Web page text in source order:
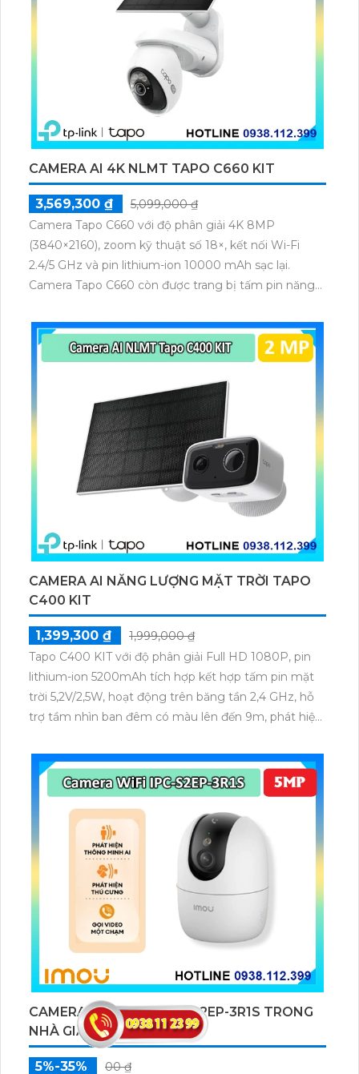
CAMERA AI 4K NLMT TAPO C660 KIT
3,569,300 ₫
5,099,000 ₫
Camera Tapo C660 với độ phân giải 4K 8MP
(3840×2160), zoom kỹ thuật số 18×, kết nối Wi-Fi
2.4/5 GHz và pin lithium-ion 10000 mAh sạc lại.
Camera Tapo C660 còn được trang bị tấm pin năng
thú cưng, phương tiện, lưu trữ thẻ microSD tối đa 512
GB.
CAMERA AI NĂNG LƯỢNG MẶT TRỜI TAPO
C400 KIT
1,399,300 ₫
1,999,000 ₫
Tapo C400 KIT với độ phân giải Full HD 1080P, pin
lithium-ion 5200mAh tích hợp kết hợp tấm pin mặt
trời 5,2V/2,5W, hoạt động trên băng tần 2,4 GHz, hỗ
trợ tầm nhìn ban đêm có màu lên đến 9m, phát hiện
dữ liệu qua thẻ microSD lên đến 512GB.
CAMERA WIFI IMOU IPC-S2EP-3R1S TRONG
NHÀ GIÁ RẺ
5%-35% 00 ₫